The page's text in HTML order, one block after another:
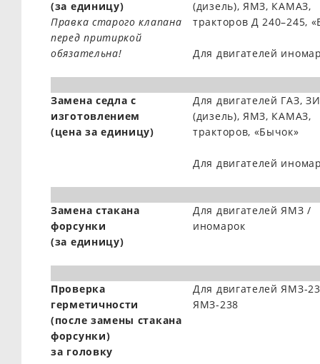
(за единицу)
Правка старого клапана
перед притиркой
обязательна!
(дизель), ЯМЗ, КАМАЗ,
тракторов Д 240–245,
Для двигателей
Замена седла с
изготовлением
(цена за единицу)
Для двигателей ГАЗ,
(дизель), ЯМЗ, КАМАЗ,
тракторов, «Бычок»
Для двигателей
Замена стакана
форсунки
(за единицу)
Для двигателей ЯМЗ /
иномарок
Проверка
герметичности
(после замены стакана
форсунки)
за головку
Для двигателей ЯМЗ-
ЯМЗ-238